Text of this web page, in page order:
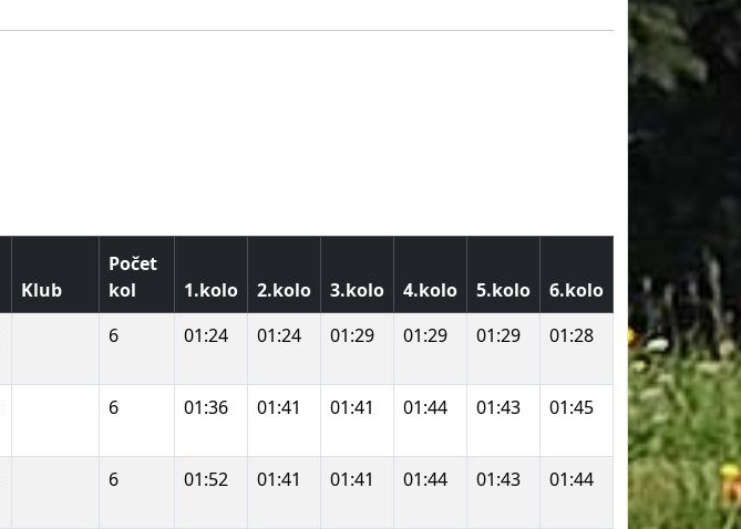
Klub
Počet
kol
1.kolo 2.kolo 3.kolo 4.kolo 5.kolo
6.kolo
6 01:24 01:24 01:29 01:29 01:29 01:28
6 01:36 01:41 01:41 01:44 01:43 01:45
6 01:52 01:41 01:41 01:44 01:43 01:44